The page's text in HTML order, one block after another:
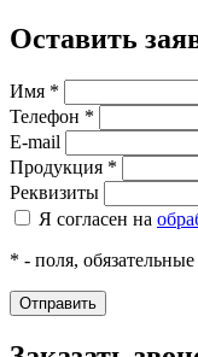
Оставить
Имя *
Телефон *
E-mail
Продукция *
Реквизиты
Я согласен на
* - поля,